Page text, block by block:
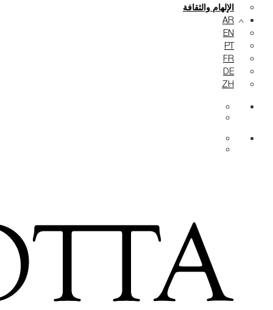
الإلهام والثقافة
AR
EN
PT
FR
DE
ZH